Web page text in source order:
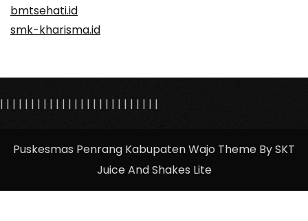
bmtsehati.id
smk-kharisma.id
| | | | | | | | | | | | | | | | | | | | | | | | | |
Puskesmas Penrang Kabupaten Wajo Theme By SKT
Juice And Shakes Lite